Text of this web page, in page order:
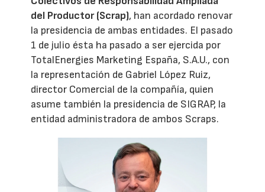
del Productor (Scrap), han acordado renovar
la presidencia de ambas entidades. El pasado
1 de julio ésta ha pasado a ser ejercida por
TotalEnergies Marketing España, S.A.U., con
la representación de Gabriel López Ruiz,
director Comercial de la compañía, quien
asume también la presidencia de SIGRAP, la
entidad administradora de ambos Scraps.